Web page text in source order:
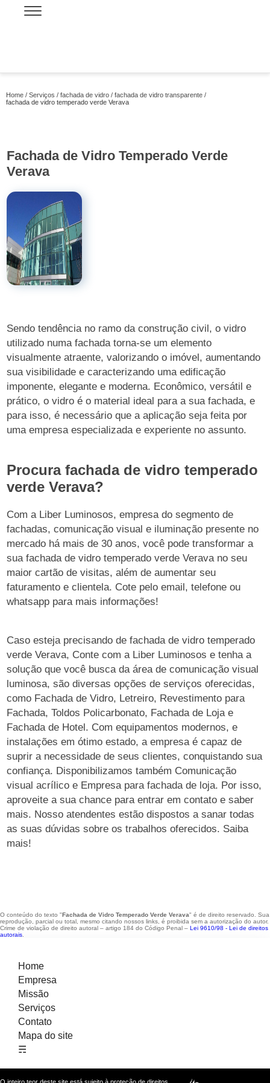
Home Serviços fachada de vidro
fachada de vidro transparente
fachada de vidro temperado verde Verava
Fachada de Vidro Temperado Verde
Verava
Sendo tendência no ramo da construção civil, o vidro
utilizado numa fachada torna-se um elemento
visualmente atraente, valorizando o imóvel, aumentando
sua visibilidade e caracterizando uma edificação
imponente, elegante e moderna. Econômico, versátil e
prático, o vidro é o material ideal para a sua fachada, e
para isso, é necessário que a aplicação seja feita por
uma empresa especializada e experiente no assunto.
Procura fachada de vidro temperado
verde Verava?
Com a Liber Luminosos, empresa do segmento de
fachadas, comunicação visual e iluminação presente no
mercado há mais de 30 anos, você pode transformar a
sua fachada de vidro temperado verde Verava no seu
maior cartão de visitas, além de aumentar seu
faturamento e clientela. Cote pelo email, telefone ou
whatsapp para mais informações!
Caso esteja precisando de fachada de vidro temperado
verde Verava, Conte com a Liber Luminosos e tenha a
solução que você busca da área de comunicação visual
luminosa, são diversas opções de serviços oferecidas,
como Fachada de Vidro, Letreiro, Revestimento para
Fachada, Toldos Policarbonato, Fachada de Loja e
Fachada de Hotel. Com equipamentos modernos, e
instalações em ótimo estado, a empresa é capaz de
suprir a necessidade de seus clientes, conquistando sua
confiança. Disponibilizamos também Comunicação
visual acrílico e Empresa para fachada de loja. Por isso,
aproveite a sua chance para entrar em contato e saber
mais. Nosso atendentes estão dispostos a sanar todas
as suas dúvidas sobre os trabalhos oferecidos. Saiba
mais!
O conteúdo do texto "Fachada de Vidro Temperado Verde Verava" é de direito reservado. Sua
reprodução, parcial ou total, mesmo citando nossos links, é proibida sem a autorização do autor.
Crime de violação de direito autoral – artigo 184 do Código Penal – Lei 9610/98 - Lei de direitos
autorais
Home
Empresa
Missão
Serviços
Contato
Mapa do site
☴
O inteiro teor deste site está sujeito à proteção de direitos